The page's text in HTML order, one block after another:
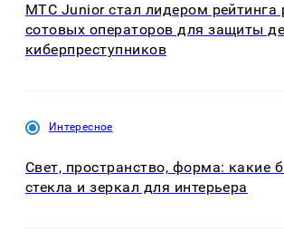
МТС Junior стал лидером рейтинга
сотовых операторов для защиты
киберпреступников
Интересное
Свет, пространство, форма: какие
стекла и зеркал для интерьера